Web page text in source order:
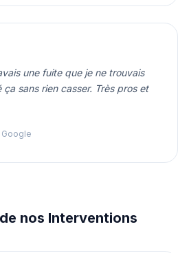
une fuite que je ne trouvais
sans rien casser. Très pros et
nos Interventions